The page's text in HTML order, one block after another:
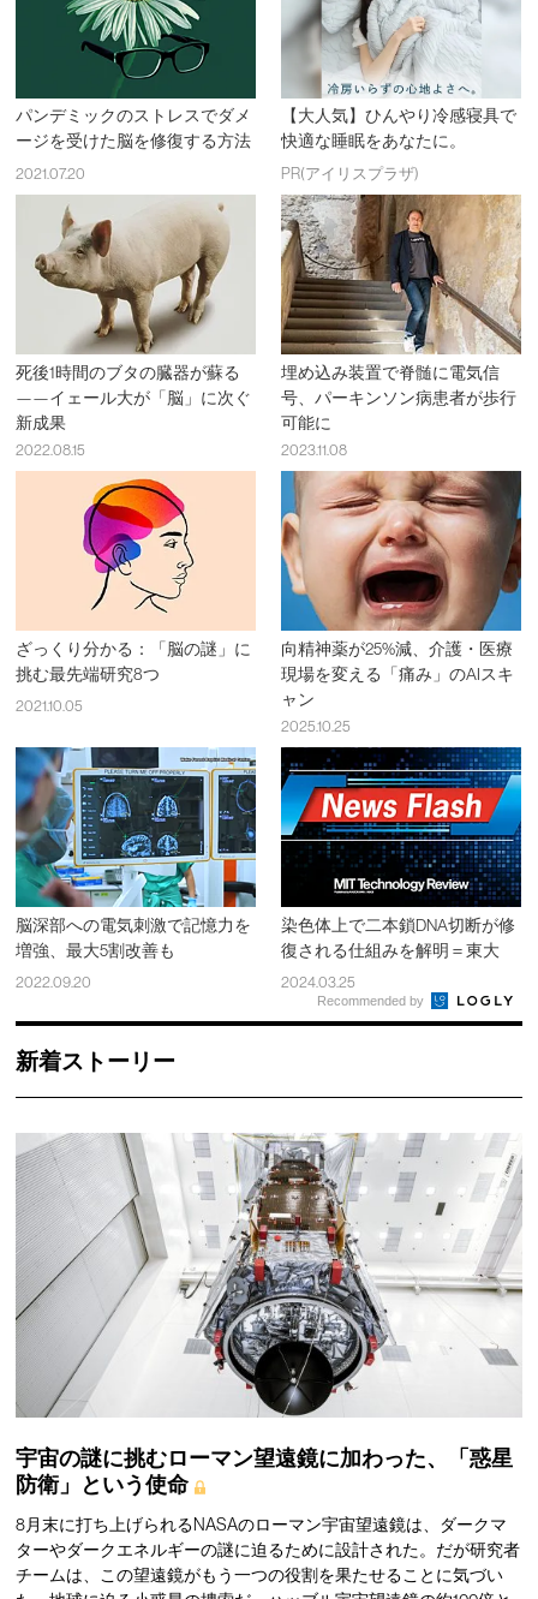
パンデミックのストレスでダメ
ージを受けた脳を修復する方法
2021.07.20
【大人気】ひんやり冷感寝具で
快適な睡眠をあなたに。
PR(アイリスプラザ)
死後1時間のブタの臓器が蘇る
——イェール大が「脳」に次ぐ
新成果
2022.08.15
埋め込み装置で脊髄に電気信
号、パーキンソン病患者が歩行
可能に
2023.11.08
ざっくり分かる：「脳の謎」に
挑む最先端研究8つ
2021.10.05
向精神薬が25%減、介護・医療
現場を変える「痛み」のAIスキ
ャン
2025.10.25
脳深部への電気刺激で記憶力を
増強、最大5割改善も
2022.09.20
染色体上で二本鎖DNA切断が修
復される仕組みを解明＝東大
2024.03.25
Recommended by
新着ストーリー
宇宙の謎に挑むローマン望遠鏡に加わった、「惑星
防衛」という使命
8月末に打ち上げられるNASAのローマン宇宙望遠鏡は、ダークマ
ターやダークエネルギーの謎に迫るために設計された。だが研究者
チームは、この望遠鏡がもう一つの役割を果たせることに気づい